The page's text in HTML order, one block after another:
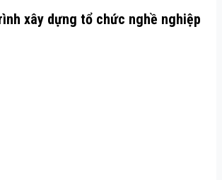
xây dựng tổ chức nghề nghiệp